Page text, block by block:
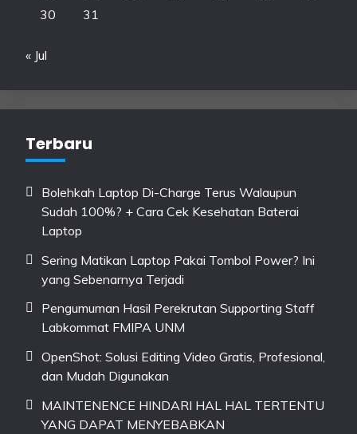
30
31
« Jul
Terbaru
Bolehkah Laptop Di-Charge Terus Walaupun
Sudah 100%? + Cara Cek Kesehatan Baterai
Laptop
Sering Matikan Laptop Pakai Tombol Power? Ini
yang Sebenarnya Terjadi
Pengumuman Hasil Perekrutan Supporting Staff
Labkommat FMIPA UNM
OpenShot: Solusi Editing Video Gratis, Profesional,
dan Mudah Digunakan
MAINTENENCE HINDARI HAL HAL TERTENTU
YANG DAPAT MENYEBABKAN